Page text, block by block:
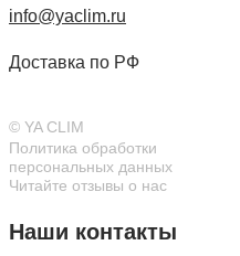
info@yaclim.ru
Доставка по РФ
© YA CLIM
Политика обработки
персональных данных
Читайте отзывы о нас
Наши контакты